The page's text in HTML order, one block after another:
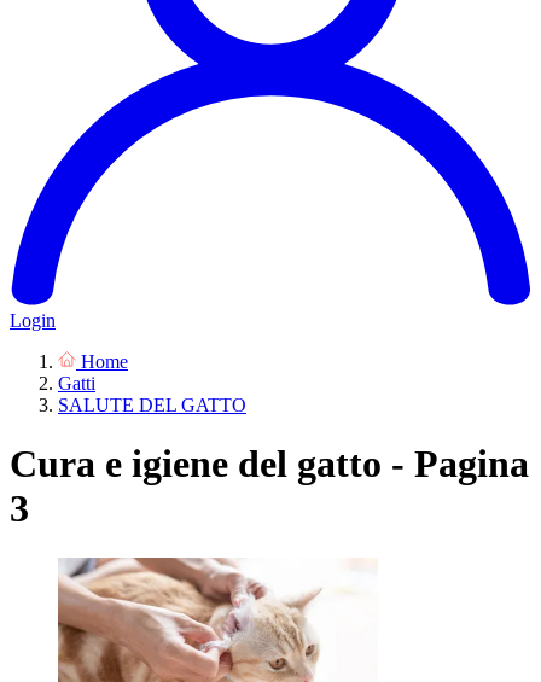
Login
Home
Gatti
SALUTE DEL GATTO
Cura e igiene del gatto - Pagina
3